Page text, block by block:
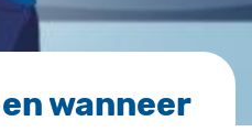
wanneer